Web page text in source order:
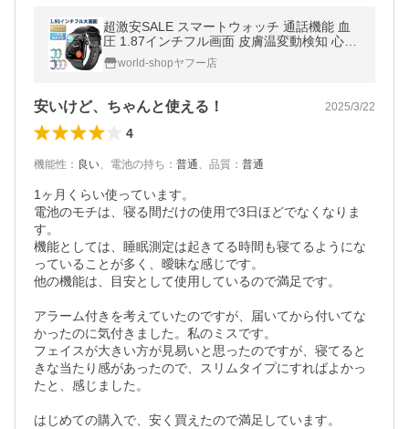
超激安SALE スマートウォッチ 通話機能 血
圧 1.87インチフル画面 皮膚温変動検知 心拍
計 歩数計 着信通知 運動モード 健康管理 睡
眠検測 敬老の日 プレゼント
world-shopヤフー店
安いけど、ちゃんと使える！ 2025/3/22
4
機能性 ： 良い、 電池の持ち ： 普通、 品質 ： 普通
1ヶ月くらい使っています。
電池のモチは、寝る間だけの使用で3日ほどでなくなりま
す。
機能としては、睡眠測定は起きてる時間も寝てるようにな
っていることが多く、曖昧な感じです。
他の機能は、目安として使用しているので満足です。
アラーム付きを考えていたのですが、届いてから付いてな
かったのに気付きました。私のミスです。
フェイスが大きい方が見易いと思ったのですが、寝てると
きな当たり感があったので、スリムタイプにすればよかっ
たと、感じました。
はじめての購入で、安く買えたので満足しています。